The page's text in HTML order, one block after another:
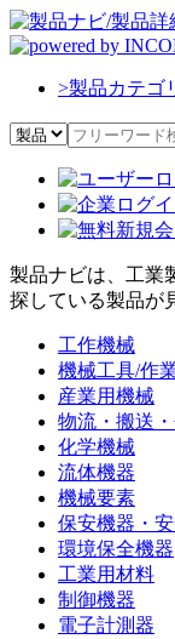
>製品カテゴ
製品ナビは、工業
探している製品が
工作機械
機械工具/作
産業用機械
物流・搬送
化学機械
流体機器
機械要素
保安機器・
環境保全機器
工業用材料
制御機器
電子計測器